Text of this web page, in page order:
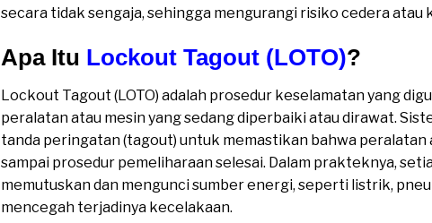
secara tidak sengaja, sehingga mengurangi risiko cedera atau
Apa Itu Lockout Tagout (LOTO)?
Lockout Tagout (LOTO) adalah prosedur keselamatan yang
peralatan atau mesin yang sedang diperbaiki atau dirawat.
tanda peringatan (tagout) untuk memastikan bahwa
sampai prosedur pemeliharaan selesai. Dalam prakteknya,
memutuskan dan mengunci sumber energi, seperti listrik,
mencegah terjadinya kecelakaan.